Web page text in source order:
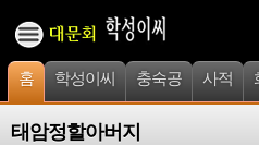
홈 학성이씨 충숙공 사적
태암정할아버지